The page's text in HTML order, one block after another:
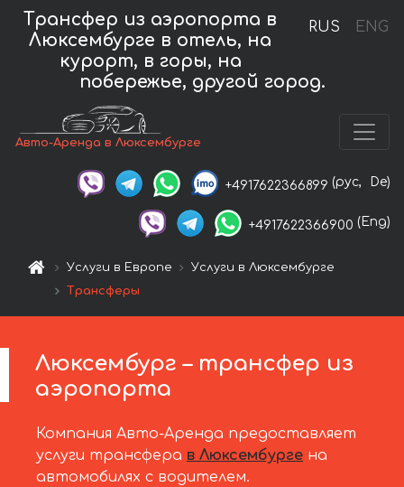
RUS ENG
Трансфер из аэропорта в
Люксембурге в отель, на
курорт, в горы, на
побережье, другой город.
Авто-Аренда в Люксембурге
+4917622366899 (рус, De)
+4917622366900 (Eng)
Услуги в Европе
Услуги в Люксембурге
Трансферы
Люксембург – трансфер из
аэропорта
Компания Авто-Аренда предоставляет
услуги трансфера в Люксембурге на
автомобилях с водителем.